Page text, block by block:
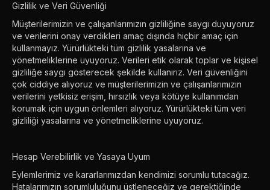
Gizlilik ve Veri Güvenliği
Müşterilerimizin ve çalışanlarımızın gizliliğine saygı duyuyoruz
ve verilerini onay verdikleri amaç dışında hiçbir amaç için
kullanmayız. Yürürlükteki tüm gizlilik yasalarına ve
yönetmeliklerine uyuyoruz. Verileri etik olarak toplar ve kişisel
gizliliğe saygı gösterecek şekilde kullanırız. Veri güvenliğini
çok ciddiye alıyoruz ve müşterilerimizin ve çalışanlarımızın
verilerini yetkisiz erişim, hırsızlık veya kötüye kullanımdan
korumak için uygun önlemleri alıyoruz. Yürürlükteki tüm veri
gizliliği yasalarına ve yönetmeliklerine uyuyoruz.
Hesap Verebilirlik ve Yasaya Uyum
Eylemlerimiz ve kararlarımızdan kendimizi sorumlu tutacağız.
Hatalarımızın sorumluluğunu üstleneceğiz ve gerektiğinde